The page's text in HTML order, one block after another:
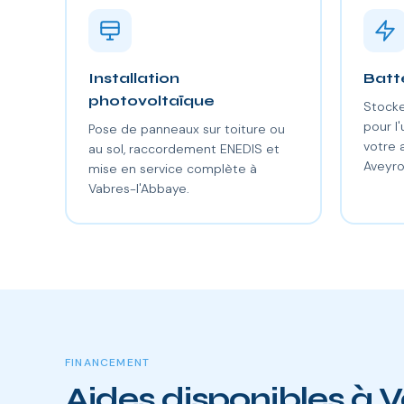
Installation
photovoltaïque
Pose de panneaux sur toiture ou
au sol, raccordement ENEDIS et
mise en service complète à
Vabres-l'Abbaye.
pour
votre
FINANCEMENT